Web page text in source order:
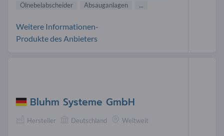
Ölnebelabscheider
Absauganlagen ...
Weitere Informationen-
Produkte des Anbieters
Bluhm Systeme GmbH
Hersteller Deutschland Weltweit